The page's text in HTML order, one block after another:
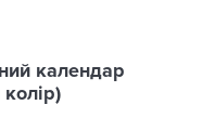
календар